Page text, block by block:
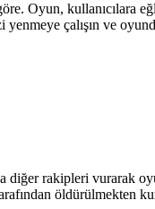
Oyun, kullanıcılara
çalışın ve
diğer rakipleri vurarak
öldürülmekten